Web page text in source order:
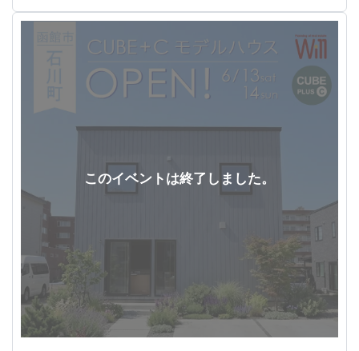
このイベントは終了しました。